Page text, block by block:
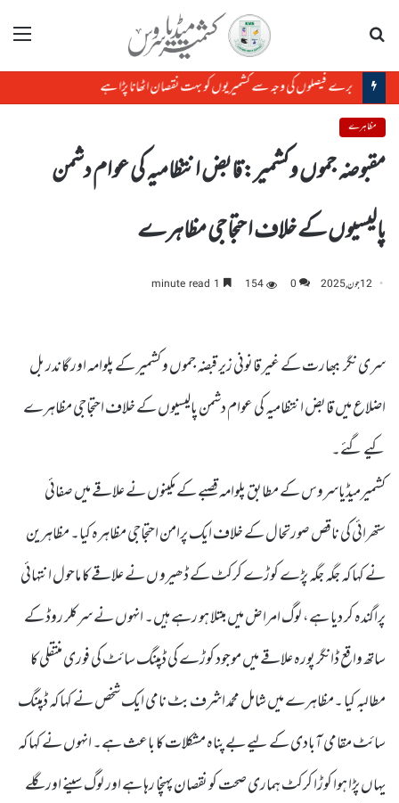
مینو
مظاہرے
مقبوضہ جموں وکشمیر:قابض انتظامیہ کی عوام دشمن
پالیسیوں کے خلاف احتجاجی مظاہرے
12 جون, 2025 0
154
سری نگر : بھارت کے غیر قانونی زیر قبضہ جموں و کشمیر کے پلوامہ اور گاندر بل
اضلاع میں قابض انتظامیہ کی عوام دشمن پالیسیوں کے خلاف احتجاجی مظاہرے
کیے گئے۔
کشمیرمیڈیاسروس کے مطابق پلوامہ قصبے کے مکینوں نے علاقے میں صفائی
ستھرائی کی ناقص صورتحال کے خلاف ایک پرامن احتجاجی مظاہرہ کیا۔ مظاہرین
نے کہا کہ جگہ جگہ پڑے کوڑے کرکٹ کے ڈھیرو ں نے علاقے کا ماحول انتہائی
پراگندہ کر دیا ہے، لوگ امراض میں مبتلا ہو رہے ہیں۔ انہوں نے سرکلر روڈ کے
ساتھ واقع ڈانگر پورہ علاقے میں موجود کوڑے کی ڈمپنگ سائٹ کی فوری منتقلی کا
مطالبہ کیا ۔مظاہرے میں شامل محمد اشرف بٹ نامی ایک شخص نے کہا کہ ڈمپنگ
سائٹ مقامی آبادی کے لیے بے پناہ مشکلات کا باعث ہے۔ انہوں نے کہا کہ
یہاں پڑا ہوا کوڑا کرکٹ ہماری صحت کو نقصان پہنچا رہا ہے اور لوگ سینے اور گلے